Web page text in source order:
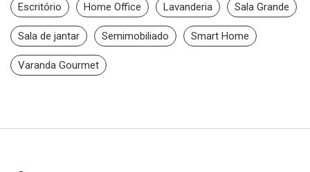
Escritório Home Office Lavanderia Sala Grande
Sala de jantar Semimobiliado Smart Home
Varanda Gourmet